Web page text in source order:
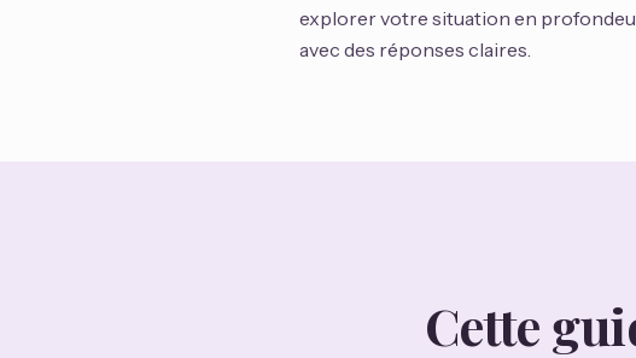
explorer votre situation en
avec des réponses claires.
Cette